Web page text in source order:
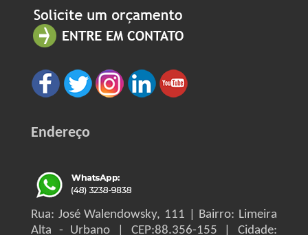
Endereço
Rua: José Walendowsky, 111 | Bairro: Limeira
Alta - Urbano | CEP:88.356-155 | Cidade: